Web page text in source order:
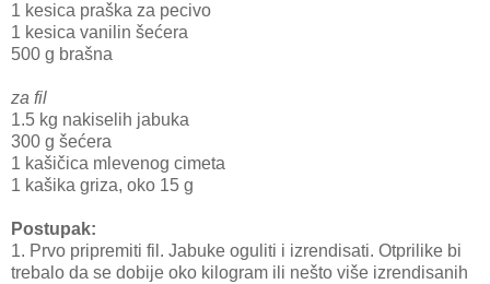
1 kesica praška za pecivo
1 kesica vanilin šećera
500 g brašna
za fil
1.5 kg nakiselih jabuka
300 g šećera
1 kašičica mlevenog cimeta
1 kašika griza, oko 15 g
Postupak:
1. Prvo pripremiti fil. Jabuke oguliti i izrendisati. Otprilike bi
trebalo da se dobije oko kilogram ili nešto više izrendisanih